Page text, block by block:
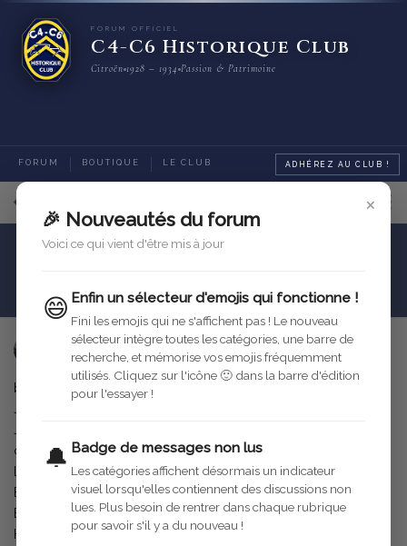
FORUM OFFICIEL
C4-C6 Historique Club
Citroën 1928 – 1934 Passion & Patrimoine
FORUM BOUTIQUE LE CLUB ADHÉREZ AU CLUB !
×
🎉 Nouveautés du forum
Voici ce qui vient d'être mis à jour
😄 Enfin un sélecteur d'emojis qui fonctionne !
Fini les emojis qui ne s'affichent pas ! Le nouveau
sélecteur intègre toutes les catégories, une barre de
recherche, et mémorise vos emojis fréquemment
utilisés. Cliquez sur l'icône 🙂 dans la barre d'édition
pour l'essayer !
🔔 Badge de messages non lus
Les catégories affichent désormais un indicateur
visuel lorsqu'elles contiennent des discussions non
lues. Plus besoin de rentrer dans chaque rubrique
pour savoir s'il y a du nouveau !
Petites annonces
ClosPerrin 26 juil. 2024
bonjour
chez renel et depanoto
L'un de vous aurait-il une idée pour me dépanner ?
En vous remerciant par avance
Bien cordialement
H de l'Aulnoit